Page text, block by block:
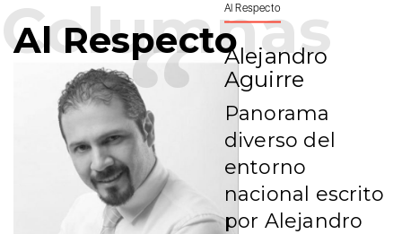
Al Respecto
Al Respecto
Alejandro
Aguirre
Panorama
diverso del
entorno
nacional escrito
por Alejandro